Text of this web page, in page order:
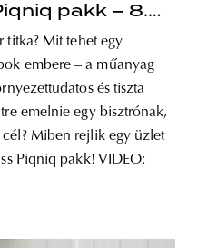
pakk – 8.
titka? Mit tehet egy
embere – a műanyag
és tiszta
emelnie egy bisztrónak,
Miben rejlik egy üzlet
Piqniq pakk! VIDEO: